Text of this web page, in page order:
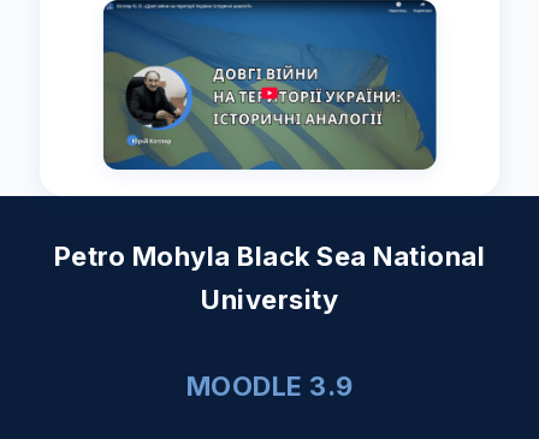
Petro Mohyla Black Sea National
University
MOODLE 3.9